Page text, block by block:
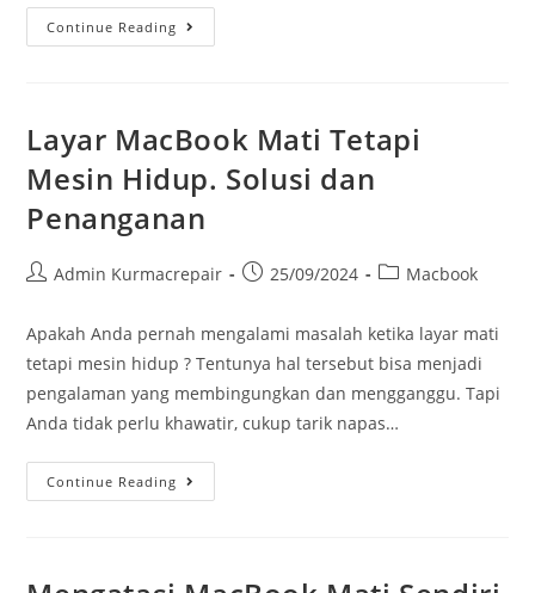
Continue Reading
Layar MacBook Mati Tetapi
Mesin Hidup. Solusi dan
Penanganan
Admin Kurmacrepair 25/09/2024 Macbook
Apakah Anda pernah mengalami masalah ketika layar mati
tetapi mesin hidup ? Tentunya hal tersebut bisa menjadi
pengalaman yang membingungkan dan mengganggu. Tapi
Anda tidak perlu khawatir, cukup tarik napas…
Continue Reading